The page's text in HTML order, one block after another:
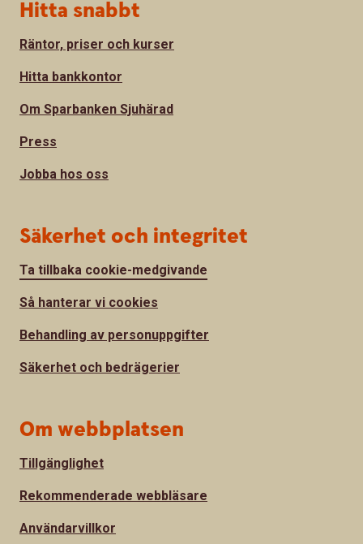
Hitta snabbt
Räntor, priser och kurser
Hitta bankkontor
Om Sparbanken Sjuhärad
Press
Jobba hos oss
Säkerhet och integritet
Ta tillbaka cookie-medgivande
Så hanterar vi cookies
Behandling av personuppgifter
Säkerhet och bedrägerier
Om webbplatsen
Tillgänglighet
Rekommenderade webbläsare
Användarvillkor